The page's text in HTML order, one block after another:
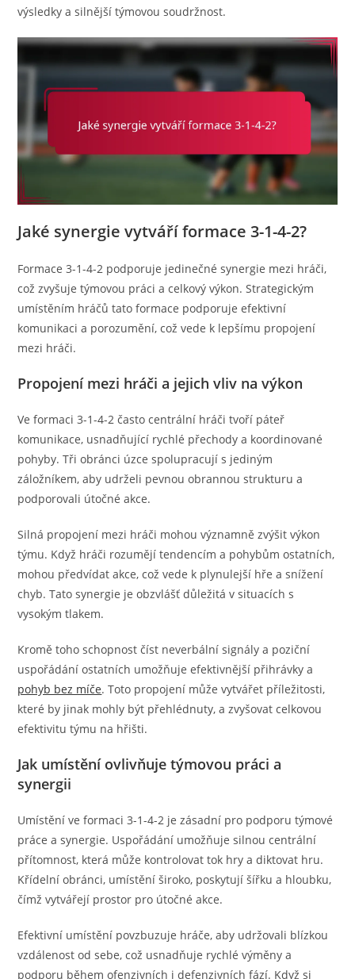
výsledky a silnější týmovou soudržnost.
Jaké synergie vytváří formace 3-1-4-2?
Formace 3-1-4-2 podporuje jedinečné synergie mezi hráči,
což zvyšuje týmovou práci a celkový výkon. Strategickým
umístěním hráčů tato formace podporuje efektivní
komunikaci a porozumění, což vede k lepšímu propojení
mezi hráči.
Propojení mezi hráči a jejich vliv na výkon
Ve formaci 3-1-4-2 často centrální hráči tvoří páteř
komunikace, usnadňující rychlé přechody a koordinované
pohyby. Tři obránci úzce spolupracují s jediným
záložníkem, aby udrželi pevnou obrannou strukturu a
podporovali útočné akce.
Silná propojení mezi hráči mohou významně zvýšit výkon
týmu. Když hráči rozumějí tendencím a pohybům ostatních,
mohou předvídat akce, což vede k plynulejší hře a snížení
chyb. Tato synergie je obzvlášť důležitá v situacích s
vysokým tlakem.
Kromě toho schopnost číst neverbální signály a poziční
uspořádání ostatních umožňuje efektivnější přihrávky a
pohyb bez míče. Toto propojení může vytvářet příležitosti,
které by jinak mohly být přehlédnuty, a zvyšovat celkovou
efektivitu týmu na hřišti.
Jak umístění ovlivňuje týmovou práci a
synergii
Umístění ve formaci 3-1-4-2 je zásadní pro podporu týmové
práce a synergie. Uspořádání umožňuje silnou centrální
přítomnost, která může kontrolovat tok hry a diktovat hru.
Křídelní obránci, umístění široko, poskytují šířku a hloubku,
čímž vytvářejí prostor pro útočné akce.
Efektivní umístění povzbuzuje hráče, aby udržovali blízkou
vzdálenost od sebe, což usnadňuje rychlé výměny a
podporu během ofenzivních i defenzivních fází. Když si